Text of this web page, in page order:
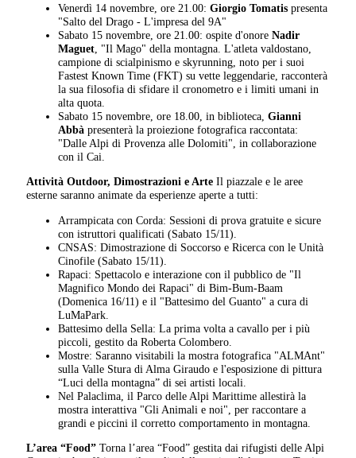
Venerdì 14 novembre, ore 21.00:Giorgio Tomatis presenta
"Salto del Drago - L'impresa del 9A"
Sabato 15 novembre, ore 21.00: ospite d'onoreNadir
Maguet , "Il Mago" della montagna. L'atleta valdostano,
campione di scialpinismo e skyrunning, noto per i suoi
Fastest Known Time (FKT) su vette leggendarie, racconterà
la sua filosofia di sfidare il cronometro e i limiti umani in
alta quota.
Sabato 15 novembre, ore 18.00, in biblioteca,Gianni
Abbà presenterà la proiezione fotografica raccontata:
"Dalle Alpi di Provenza alle Dolomiti", in collaborazione
con il Cai.
Attività Outdoor, Dimostrazioni e Arte Il piazzale e le aree
esterne saranno animate da esperienze aperte a tutti:
Arrampicata con Corda: Sessioni di prova gratuite e sicure
con istruttori qualificati (Sabato 15/11).
CNSAS: Dimostrazione di Soccorso e Ricerca con le Unità
Cinofile (Sabato 15/11).
Rapaci: Spettacolo e interazione con il pubblico de "Il
Magnifico Mondo dei Rapaci" di Bim-Bum-Baam
(Domenica 16/11) e il "Battesimo del Guanto" a cura di
LuMaPark.
Battesimo della Sella: La prima volta a cavallo per i più
piccoli, gestito da Roberta Colombero.
Mostre: Saranno visitabili la mostra fotografica "ALMAnt"
sulla Valle Stura di Alma Giraudo e l'esposizione di pittura
“Luci della montagna” di sei artisti locali.
Nel Palaclima, il Parco delle Alpi Marittime allestirà la
mostra interattiva "Gli Animali e noi", per raccontare a
grandi e piccini il corretto comportamento in montagna.
L’area “Food” Torna l’area “Food” gestita dai rifugisti delle Alpi